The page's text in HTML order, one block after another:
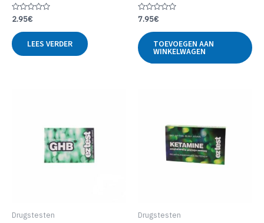
Gewaardeerd
0
uit
5
2.95€
LEES VERDER
Gewaardeerd
0
5
7.95€
TOEVOEGEN AAN
WINKELWAGEN
Drugstesten Drugstesten